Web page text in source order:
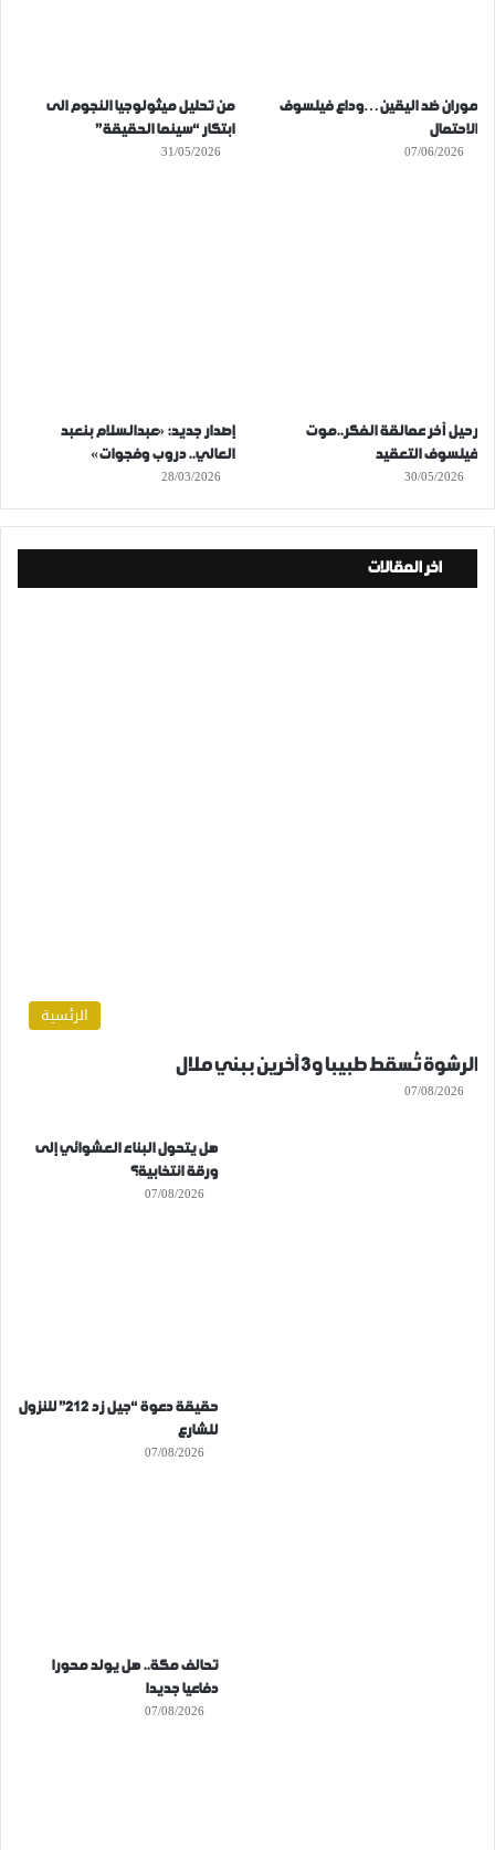
موران ضد اليقين…وداع فيلسوف
الاحتمال
07/06/2026
من تحليل ميثولوجيا النجوم الى
ابتكار “سينما الحقيقة”
31/05/2026
رحيل آخر عمالقة الفكر..موت
فيلسوف التعقيد
30/05/2026
إصدار جديد: «عبدالسلام بنعبد
العالي.. دروب وفجوات»
28/03/2026
اخر المقالات
الرئسية
الرشوة تُسقط طبيبا و3 آخرين ببني ملال
07/08/2026
هل يتحول البناء العشوائي إلى
ورقة انتخابية؟
07/08/2026
حقيقة دعوة “جيل زد 212” للنزول
للشارع
07/08/2026
تحالف مكة.. هل يولد محورا
دفاعيا جديدا
07/08/2026